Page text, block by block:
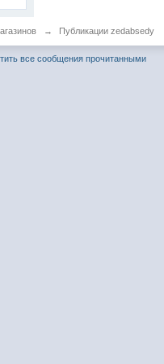
→ Публикации zedabsedy
все сообщения прочитанными